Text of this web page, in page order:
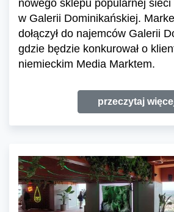
nowego sklepu popularnej
w Galerii Dominikańskiej.
dołączył do najemców Galerii
gdzie będzie konkurował o
niemieckim Media Marktem.
przeczytaj